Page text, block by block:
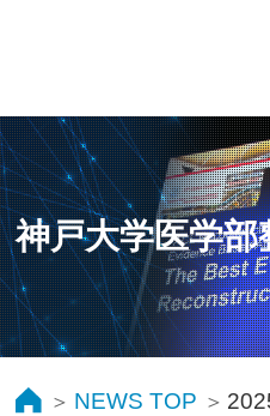
神戸大学医学
NEWS TOP